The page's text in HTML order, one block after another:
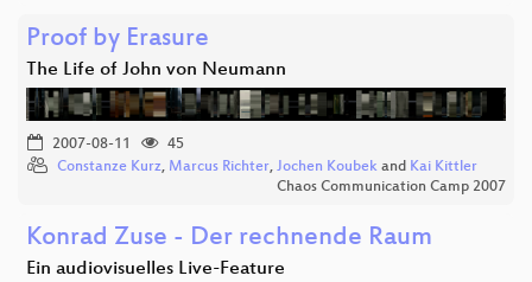
Proof by Erasure
The Life of John von Neumann
2007-08-11
45
Constanze Kurz, Marcus Richter, Jochen Koubek and Kai Kittler
Chaos Communication Camp 2007
Konrad Zuse - Der rechnende Raum
Ein audiovisuelles Live-Feature